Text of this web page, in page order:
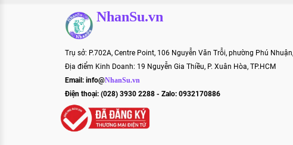
NhanSu.vn
Trụ sở: P.702A, Centre Point, 106 Nguyễn Văn Trỗi, phường Phú
Địa điểm Kinh Doanh: 19 Nguyễn Gia Thiều, P. Xuân Hòa, TP.HCM
Email: info@NhanSu.vn
Điện thoại: (028) 3930 2288 - Zalo: 0932170886